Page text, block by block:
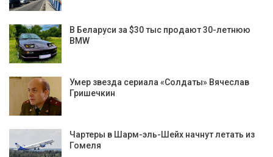
В Беларуси за $30 тыс продают 30-летнюю
BMW
Умер звезда сериала «Солдаты» Вячеслав
Гришечкин
Чартеры в Шарм-эль-Шейх начнут летать из
Гомеля